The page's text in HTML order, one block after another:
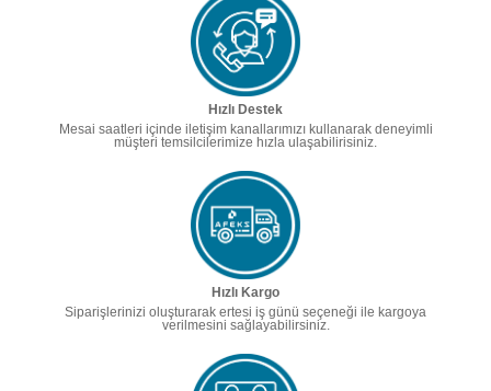
Hızlı Destek
Mesai saatleri içinde iletişim kanallarımızı kullanarak deneyimli
müşteri temsilcilerimize hızla ulaşabilirisiniz.
Hızlı Kargo
Siparişlerinizi oluşturarak ertesi iş günü seçeneği ile kargoya
verilmesini sağlayabilirsiniz.